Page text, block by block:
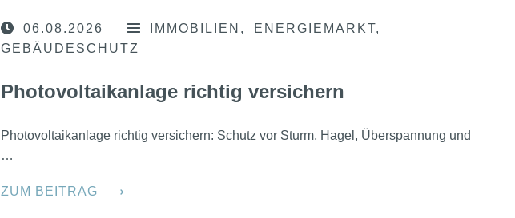
06.08.2026 IMMOBILIEN
ENERGIEMARKT
GEBÄUDESCHUTZ
Photovoltaikanlage richtig versichern
Photovoltaikanlage richtig versichern: Schutz vor Sturm, Hagel, Überspannung und
…
ZUM BEITRAG ⟶